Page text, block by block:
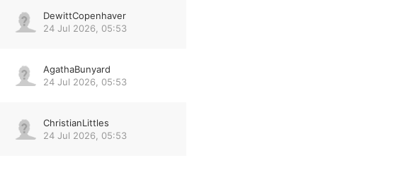
DewittCopenhaver
24 Jul 2026, 05:53
AgathaBunyard
24 Jul 2026, 05:53
ChristianLittles
24 Jul 2026, 05:53